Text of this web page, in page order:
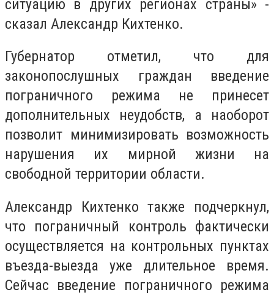
ситуацию в других регионах страны» -
сказал Александр Кихтенко.
Губернатор отметил, что для
законопослушных граждан введение
пограничного режима не принесет
дополнительных неудобств, а наоборот
позволит минимизировать возможность
нарушения их мирной жизни на
свободной территории области.
Александр Кихтенко также подчеркнул,
что пограничный контроль фактически
осуществляется на контрольных пунктах
въезда-выезда уже длительное время.
Сейчас введение пограничного режима